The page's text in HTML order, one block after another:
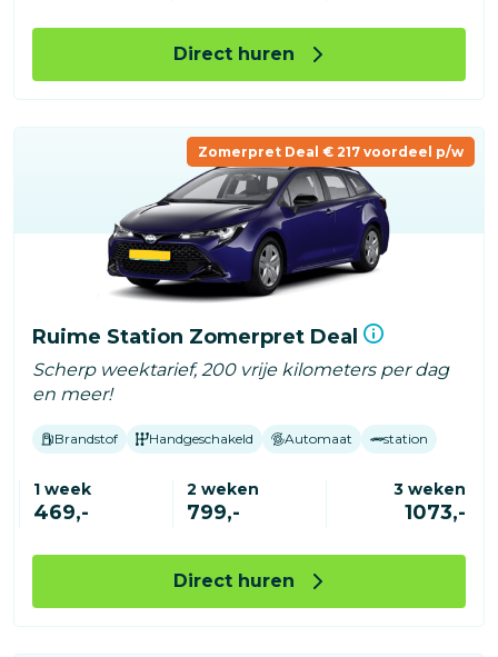
Direct huren
Zomerpret Deal € 217 voordeel p/w
Ruime Station Zomerpret Deal
Scherp weektarief, 200 vrije kilometers per dag
en meer!
Brandstof Handgeschakeld Automaat station
1 week
469,-
2 weken
799,-
3 weken
1073,-
Direct huren